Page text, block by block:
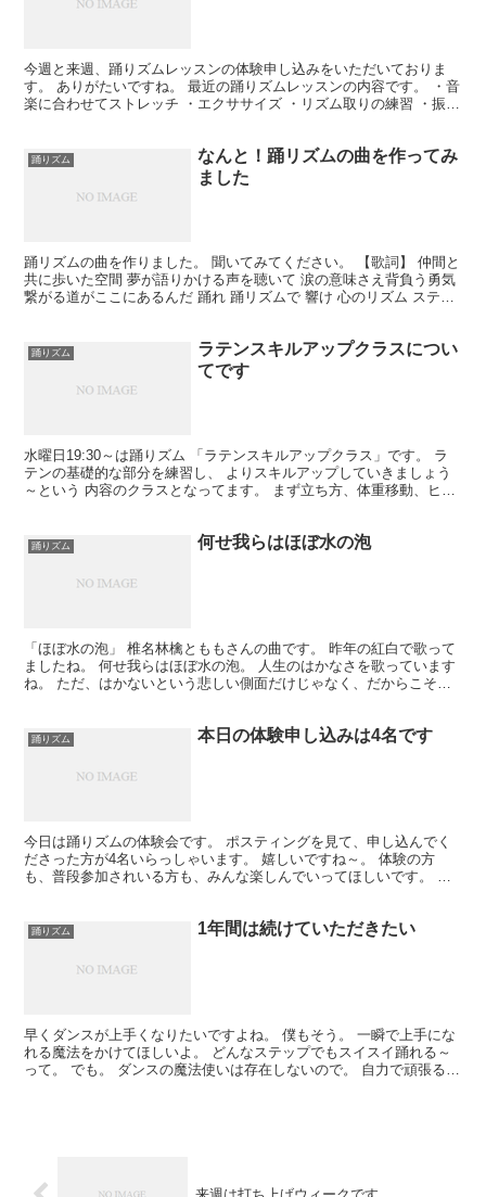
今週と来週、踊りズムレッスンの体験申し込みをいただいておりま
す。 ありがたいですね。 最近の踊りズムレッスンの内容です。 ・音
楽に合わせてストレッチ ・エクササイズ ・リズム取りの練習 ・振付
踊りズム
なんと！踊リズムの曲を作ってみ
ました
踊リズムの曲を作りました。 聞いてみてください。 【歌詞】 仲間と
共に歩いた空間 夢が語りかける声を聴いて 涙の意味さえ背負う勇気
繋がる道がここにあるんだ 踊れ 踊リズムで 響け 心のリズム ステー
踊りズム
ラテンスキルアップクラスについ
てです
水曜日19:30～は踊りズム 「ラテンスキルアップクラス」です。 ラ
テンの基礎的な部分を練習し、 よりスキルアップしていきましょう
～という 内容のクラスとなってます。 まず立ち方、体重移動、ヒッ
踊りズム 何せ我らはほぼ水の泡
「ほぼ水の泡」 椎名林檎とももさんの曲です。 昨年の紅白で歌って
ましたね。 何せ我らはほぼ水の泡。 人生のはかなさを歌っています
ね。 ただ、はかないという悲しい側面だけじゃなく、だからこそ今
踊りズム 本日の体験申し込みは4名です
今日は踊りズムの体験会です。 ポスティングを見て、申し込んでく
ださった方が4名いらっしゃいます。 嬉しいですね～。 体験の方
も、普段参加されいる方も、みんな楽しんでいってほしいです。 今
踊りズム 1年間は続けていただきたい
早くダンスが上手くなりたいですよね。 僕もそう。 一瞬で上手にな
れる魔法をかけてほしいよ。 どんなステップでもスイスイ踊れる～
って。 でも。 ダンスの魔法使いは存在しないので。 自力で頑張るし